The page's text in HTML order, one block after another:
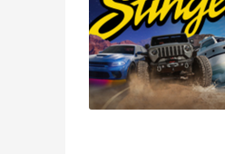
又去皮爷喝
呀
08月07日